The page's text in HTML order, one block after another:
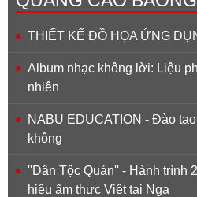
THIẾT KẾ ĐỒ HỌA ỨNG
Album nhạc không lời: Liệu
nhiên
NABU EDUCATION - Đào
không
''Dân Tộc Quán'' - Hành trình
hiệu ẩm thực Việt tại Nga